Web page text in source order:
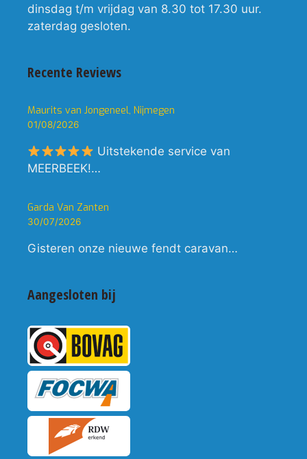
dinsdag t/m vrijdag van 8.30 tot 17.30 uur.
zaterdag gesloten.
Recente Reviews
Maurits van Jongeneel, Nijmegen
01/08/2026
Uitstekende service van
MEERBEEK!…
Garda Van Zanten
30/07/2026
Gisteren onze nieuwe fendt caravan…
Aangesloten bij